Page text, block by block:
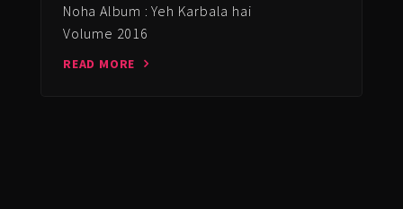
Noha Album : Yeh Karbala hai
Volume 2016
READ MORE